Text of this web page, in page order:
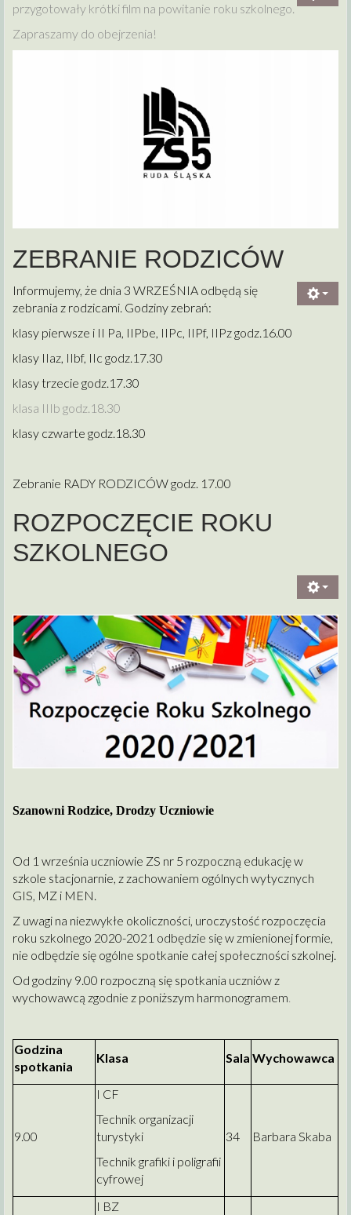
przygotowały krótki film na powitanie roku szkolnego.
Zapraszamy do obejrzenia!
ZEBRANIE RODZICÓW
Informujemy, że dnia 3 WRZEŚNIA odbędą się
zebrania z rodzicami. Godziny zebrań:
klasy pierwsze i II Pa, IIPbe, IIPc, IIPf, IIPz godz.16.00
klasy IIaz, IIbf, IIc godz.17.30
klasy trzecie godz.17.30
klasa IIIb godz.18.30
klasy czwarte godz.18.30
Zebranie RADY RODZICÓW godz. 17.00
ROZPOCZĘCIE ROKU
SZKOLNEGO
Szanowni Rodzice, Drodzy Uczniowie
Od 1 września uczniowie ZS nr 5 rozpoczną edukację w
szkole stacjonarnie, z zachowaniem ogólnych wytycznych
GIS, MZ i MEN.
Z uwagi na niezwykłe okoliczności, uroczystość rozpoczęcia
roku szkolnego 2020-2021 odbędzie się w zmienionej formie,
nie odbędzie się ogólne spotkanie całej społeczności szkolnej.
Od godziny 9.00 rozpoczną się spotkania uczniów z
wychowawcą zgodnie z poniższym harmonogramem.
Godzina
spotkania
Klasa Sala Wychowawca
9.00
I CF
Technik organizacji
turystyki
Technik grafiki i poligrafii
cyfrowej
34 Barbara Skaba
I BZ